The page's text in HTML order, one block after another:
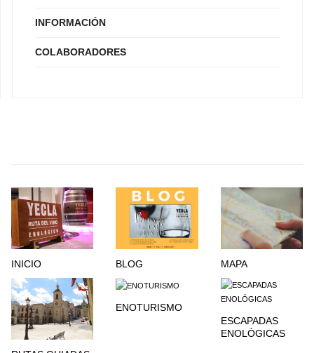
INFORMACIÓN
COLABORADORES
INICIO BLOG MAPA
ENOTURISMO
ESCAPADAS
ENOLÓGICAS